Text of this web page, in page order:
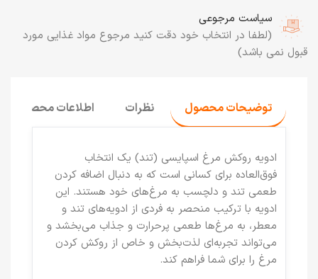
سیاست مرجوعی
(لطفا در انتخاب خود دقت کنید مرجوع مواد غذایی مورد
قبول نمی باشد)
توضیحات محصول نظرات اطلاعات محصول
ادویه روکش مرغ اسپایسی (تند) یک انتخاب
فوق‌العاده برای کسانی است که به دنبال اضافه کردن
طعمی تند و دلچسب به مرغ‌های خود هستند. این
ادویه با ترکیب منحصر به فردی از ادویه‌های تند و
معطر، به مرغ‌ها طعمی پرحرارت و جذاب می‌بخشد و
می‌تواند تجربه‌ای لذت‌بخش و خاص از روکش کردن
مرغ را برای شما فراهم کند.